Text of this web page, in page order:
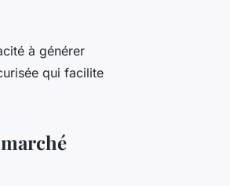
à générer
qui facilite